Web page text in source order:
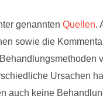
genannten Quellen.
sowie die
Ursachen
auch keine